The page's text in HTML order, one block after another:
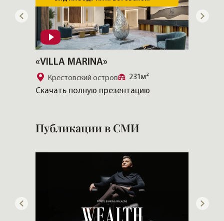
«VILLA MARINA»
Скачать полную презентацию
231м²
Крестовский остров
Публикации в СМИ